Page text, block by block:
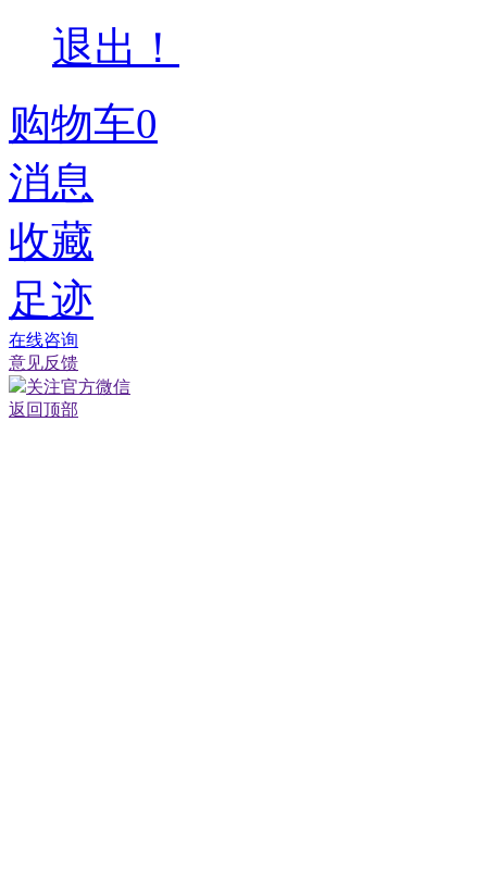
退出！
购物车0
消息
收藏
足迹
在线咨询
意见反馈
关注官方微信
返回顶部